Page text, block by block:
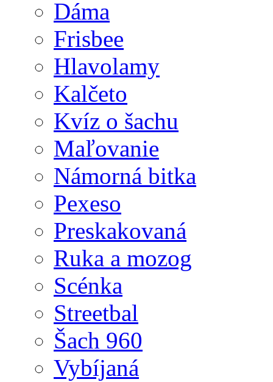
Dáma
Frisbee
Hlavolamy
Kalčeto
Kvíz o šachu
Maľovanie
Námorná bitka
Pexeso
Preskakovaná
Ruka a mozog
Scénka
Streetbal
Šach 960
Vybíjaná